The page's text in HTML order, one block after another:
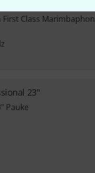
Class Marimbaphon
23"
Pauke